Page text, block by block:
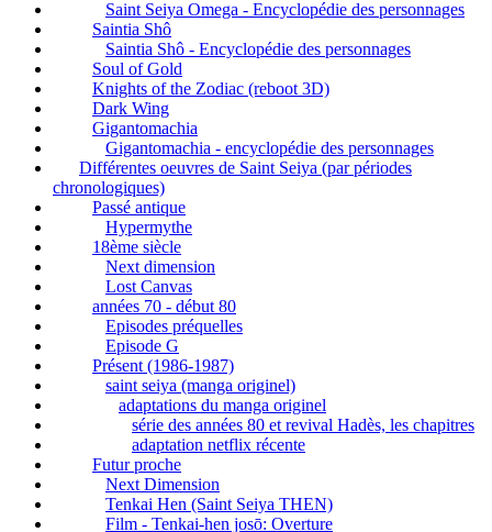
Saint Seiya Omega - Encyclopédie des personnages
Saintia Shô
Saintia Shô - Encyclopédie des personnages
Soul of Gold
Knights of the Zodiac (reboot 3D)
Dark Wing
Gigantomachia
Gigantomachia - encyclopédie des personnages
Différentes oeuvres de Saint Seiya (par périodes
chronologiques)
Passé antique
Hypermythe
18ème siècle
Next dimension
Lost Canvas
années 70 - début 80
Episodes préquelles
Episode G
Présent (1986-1987)
saint seiya (manga originel)
adaptations du manga originel
série des années 80 et revival Hadès, les chapitres
adaptation netflix récente
Futur proche
Next Dimension
Tenkai Hen (Saint Seiya THEN)
Film - Tenkai-hen josō: Overture